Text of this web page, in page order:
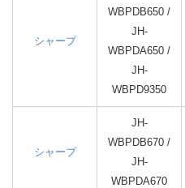
シャープ
WBPDB650 /
JH-
WBPDA650 /
JH-
WBPD9350
シャープ
JH-
WBPDB670 /
JH-
WBPDA670